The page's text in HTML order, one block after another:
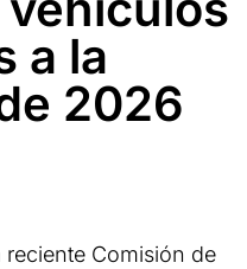
a la
2026
reciente Comisión de